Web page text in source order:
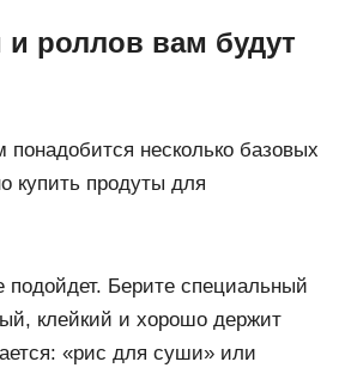
роллов вам будут
несколько базовых
купить продуты для
Берите специальный
клейкий и хорошо держит
«рис для суши» или